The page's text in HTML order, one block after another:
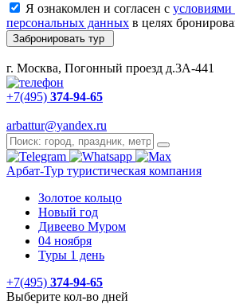
Я ознакомлен и согласен с условиями
персональных данных в целях
Забронировать тур
г. Москва, Погонный проезд д.3А-441
+7(495) 374-94-65
arbattur@yandex.ru
Арбат-Тур туристическая компания
Золотое кольцо
Новый год
Дивеево Муром
04 ноября
Туры 1 день
+7(495) 374-94-65
Выберите кол-во дней